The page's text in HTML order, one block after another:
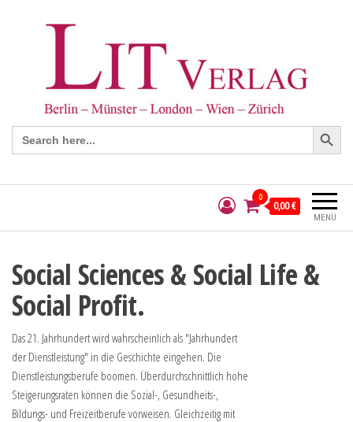
Search
for:
Search Button
MENÜ
0
0,00 €
Social Sciences & Social Life &
Social Profit.
Das 21. Jahrhundert wird wahrscheinlich als "Jahrhundert
der Dienstleistung" in die Geschichte eingehen. Die
Dienstleistungsberufe boomen. Überdurchschnittlich hohe
Steigerungsraten können die Sozial-, Gesundheits-,
Bildungs- und Freizeitberufe vorweisen. Gleichzeitig mit